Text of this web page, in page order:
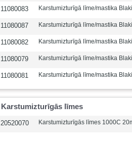
11080083 Karstumizturīgā līme/mastika
11080087 Karstumizturīgā līme/mastika
11080082 Karstumizturīgā līme/mastika
11080079 Karstumizturīgā līme/mastika
11080081 Karstumizturīgā līme/mastika
Karstumizturīgās līmes
20520070 Karstumizturīgās līmes 1000C